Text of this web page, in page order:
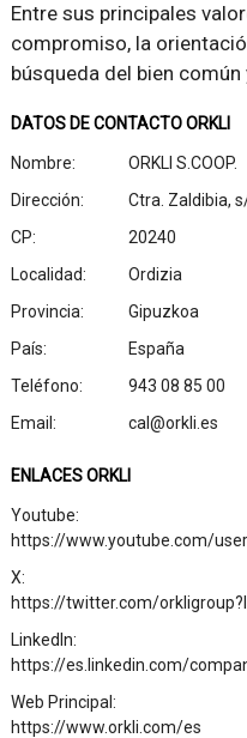
Entre sus principales
compromiso, la
búsqueda del bien
DATOS DE CONTACTO ORKLI
Nombre:
ORKLI S.COOP.
Dirección:
Ctra. Zaldibia,
CP:
20240
Localidad:
Ordizia
Provincia:
Gipuzkoa
País:
España
Teléfono:
943 08 85 00
Email:
cal@orkli.es
ENLACES ORKLI
Youtube:
https://www.youtube.com/
X:
https://twitter.com/
LinkedIn:
https://es.linkedin.com/
Web Principal:
https://www.orkli.com/es